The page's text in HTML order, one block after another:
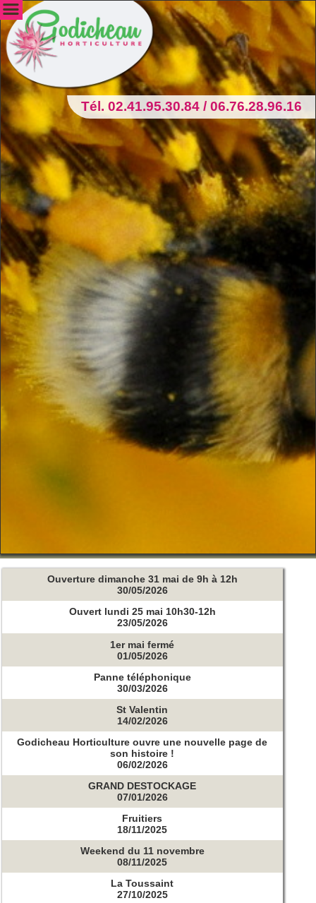
Tél. 02.41.95.30.84 / 06.76.28.96.16
Ouverture dimanche 31 mai de 9h à 12h
30/05/2026
Ouvert lundi 25 mai 10h30-12h
23/05/2026
1er mai fermé
01/05/2026
Panne téléphonique
30/03/2026
St Valentin
14/02/2026
Godicheau Horticulture ouvre une nouvelle page de
son histoire !
06/02/2026
GRAND DESTOCKAGE
07/01/2026
Fruitiers
18/11/2025
Weekend du 11 novembre
08/11/2025
La Toussaint
27/10/2025